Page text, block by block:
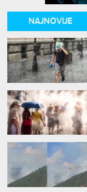
NAJNOVIJE